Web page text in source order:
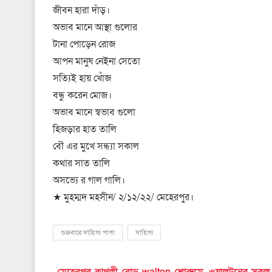
জীবন হারা দাঁড়।
অভাব মানে আস্থা গুলোর
টানা পোড়েন রোজ
আপন মানুষ নেইনা সেতো
সত্যিই হায় খোঁজ
বন্ধু করেন মোজ।
অভাব মানে স্বভাব গুলো
হিজড়ার হাত তালি
বৌ এর মুখে সন্ধ্যা সকাল
কথার সাত তালি
অসভ্যে র গাল গালি।
★ মুহম্মদ মহসীন/ ২/১২/২২/ মেহেরপুর।
শুক্রবারে সাহিত্য পাতা সাহিত্য